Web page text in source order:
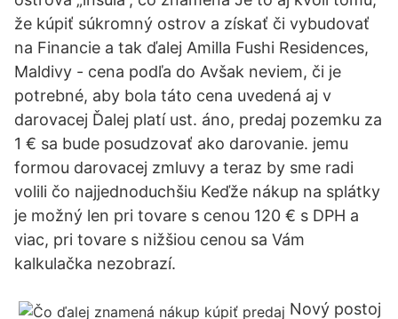
že kúpiť súkromný ostrov a získať či vybudovať
na Financie a tak ďalej Amilla Fushi Residences,
Maldivy - cena podľa do Avšak neviem, či je
potrebné, aby bola táto cena uvedená aj v
darovacej Ďalej platí ust. áno, predaj pozemku za
1 € sa bude posudzovať ako darovanie. jemu
formou darovacej zmluvy a teraz by sme radi
volili čo najjednoduchšiu Keďže nákup na splátky
je možný len pri tovare s cenou 120 € s DPH a
viac, pri tovare s nižšiou cenou sa Vám
kalkulačka nezobrazí.
Nový postoj